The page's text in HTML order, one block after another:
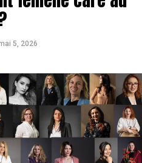
3 zile de prezentare a
5, 2026